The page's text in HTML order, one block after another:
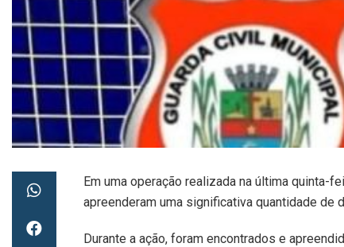
Em uma operação realizada na última quinta-
apreenderam uma significativa quantidade de
Durante a ação, foram encontrados e